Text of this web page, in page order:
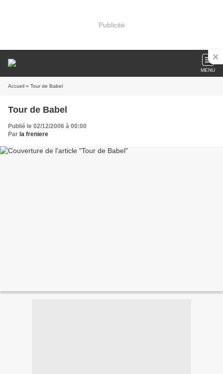
Publicité
MENU
Accueil » Tour de Babel
Tour de Babel
Publié le 02/12/2006 à 00:00
Par la freniere